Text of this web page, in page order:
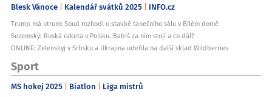
Blesk Vánoce Kalendář svátků 2025 INFO.cz
Trump má utrum: Soud rozhodl o stavbě tanečního sálu v Bílém domě
Sezemský: Ruská raketa v Polsku. Babiš za ním stojí a co dál?
ONLINE: Zelenskyj v Srbsku a Ukrajina udeřila na další sklad Wildberries
Sport
MS hokej 2025 Biatlon Liga mistrů